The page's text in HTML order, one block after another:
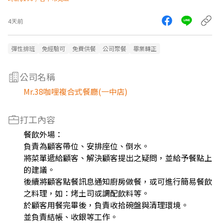
4天前
彈性排班 免經驗可 免費供餐 公司聚餐 畢業轉正
公司名稱
Mr.38咖哩複合式餐廳(一中店)
打工內容
餐飲外場：
負責為顧客帶位、安排座位、倒水。
將菜單遞給顧客、解決顧客提出之疑問，並給予餐點上
的建議。
後續將顧客點餐訊息通知廚房做餐，或可進行簡易餐飲
之料理，如：烤土司或調配飲料等。
於顧客用餐完畢後，負責收拾碗盤與清理環境。
並負責結帳、收銀等工作。